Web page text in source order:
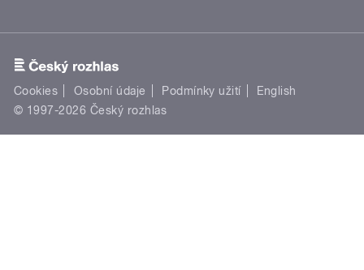
Cookies Osobní údaje Podmínky užití
English
© 1997-2026 Český rozhlas